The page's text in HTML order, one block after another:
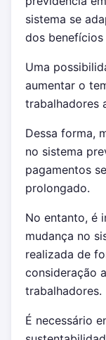
sistema se
dos
Uma
aumentar o
trabalhadores
Dessa forma,
no sistema
pagamentos
prolongado.
No entanto, é
mudança no
realizada de
consideração
trabalhadores.
É necessário